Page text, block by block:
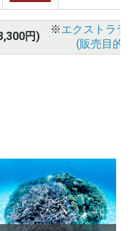
円)
※エクストララ
(販売目的